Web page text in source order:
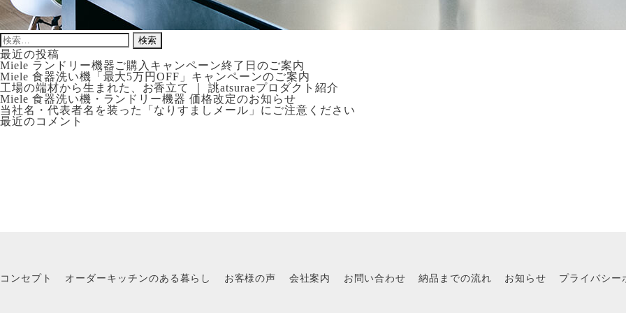
検
索:
最近の投稿
Miele ランドリー機器ご購入キャンペーン終了日のご案内
Miele 食器洗い機「最大5万円OFF」キャンペーンのご案内
工場の端材から生まれた、お香立て ｜ 誂atsuraeプロダクト紹介
Miele 食器洗い機・ランドリー機器 価格改定のお知らせ
当社名・代表者名を装った「なりすましメール」にご注意ください
最近のコメント
コンセプト オーダーキッチンのある暮らし お客様の声 会社案内 お問い合わせ 納品までの流れ お知らせ プライバシー